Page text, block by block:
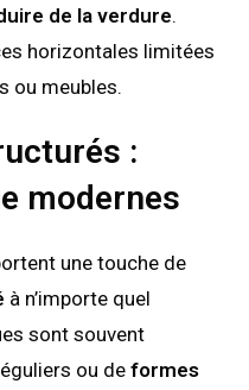
de la verdure.
horizontales limitées
ou meubles.
:
modernes
une touche de
à n’importe quel
sont souvent
ou deformes